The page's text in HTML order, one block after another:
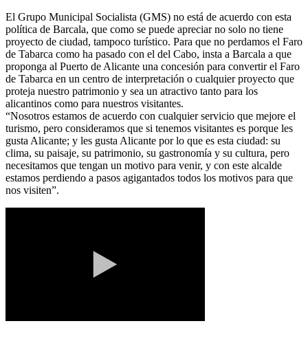
El Grupo Municipal Socialista (GMS) no está de acuerdo con esta
política de Barcala, que como se puede apreciar no solo no tiene
proyecto de ciudad, tampoco turístico. Para que no perdamos el Faro
de Tabarca como ha pasado con el del Cabo, insta a Barcala a que
proponga al Puerto de Alicante una concesión para convertir el Faro
de Tabarca en un centro de interpretación o cualquier proyecto que
proteja nuestro patrimonio y sea un atractivo tanto para los
alicantinos como para nuestros visitantes.
“Nosotros estamos de acuerdo con cualquier servicio que mejore el
turismo, pero consideramos que si tenemos visitantes es porque les
gusta Alicante; y les gusta Alicante por lo que es esta ciudad: su
clima, su paisaje, su patrimonio, su gastronomía y su cultura, pero
necesitamos que tengan un motivo para venir, y con este alcalde
estamos perdiendo a pasos agigantados todos los motivos para que
nos visiten”.